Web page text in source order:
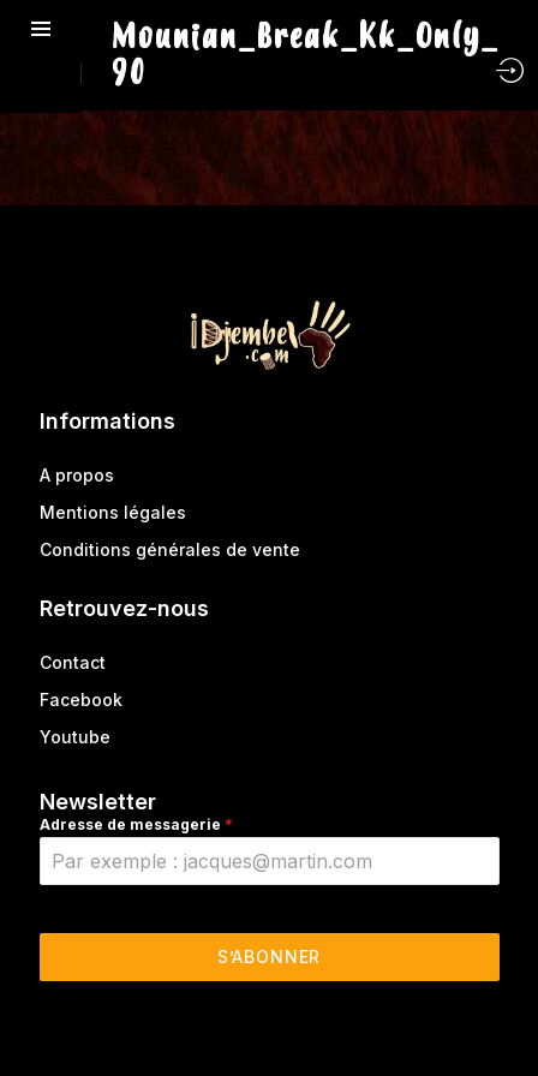
Mounian_Break_Kk_Only_
90
Informations
A propos
Mentions légales
Conditions générales de vente
Retrouvez-nous
Contact
Facebook
Youtube
Newsletter
Adresse de messagerie *
S’ABONNER